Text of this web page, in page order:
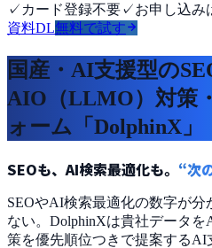
✓ カード登録不要✓お申し込み
資料DL無料で試す
国産・AI支援型の
AIO（LLMO）対策
ォーム「DolphinX」
SEOも、AI検索最適化も。 “次
SEOやAI検索最適化の数字が
ない。DolphinXは貴社データを
策を優先順位つきで提案するAI